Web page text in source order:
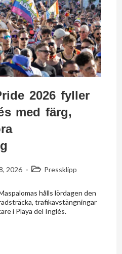
2026 fyller
med färg,
2026 Pressklipp
hålls lördagen den
trafikavstängningar
i Playa del Inglés.